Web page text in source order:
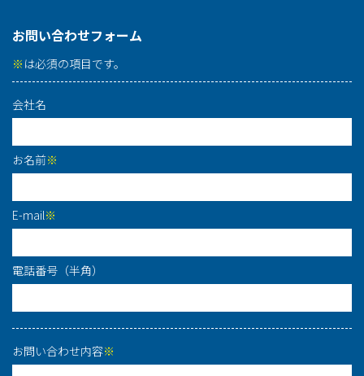
お問い合わせフォーム
※ は必須の項目です。
会社名
お名前※
E-mail※
電話番号（半角）
お問い合わせ内容※